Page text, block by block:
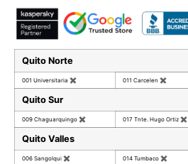
Quito Norte
001 Universitaria ✖ 011 Carcelen ✖
Quito Sur
009 Chaguarquingo ✖ 017 Tnte. Hugo Ortiz ✖
Quito Valles
006 Sangolqui ✖ 014 Tumbaco ✖